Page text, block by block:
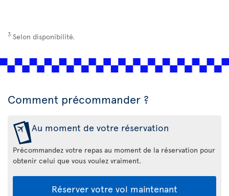
3 Selon disponibilité.
Comment précommander ?
Au moment de votre réservation
Précommandez votre repas au moment de la réservation pour
obtenir celui que vous voulez vraiment.
Réserver votre vol maintenant